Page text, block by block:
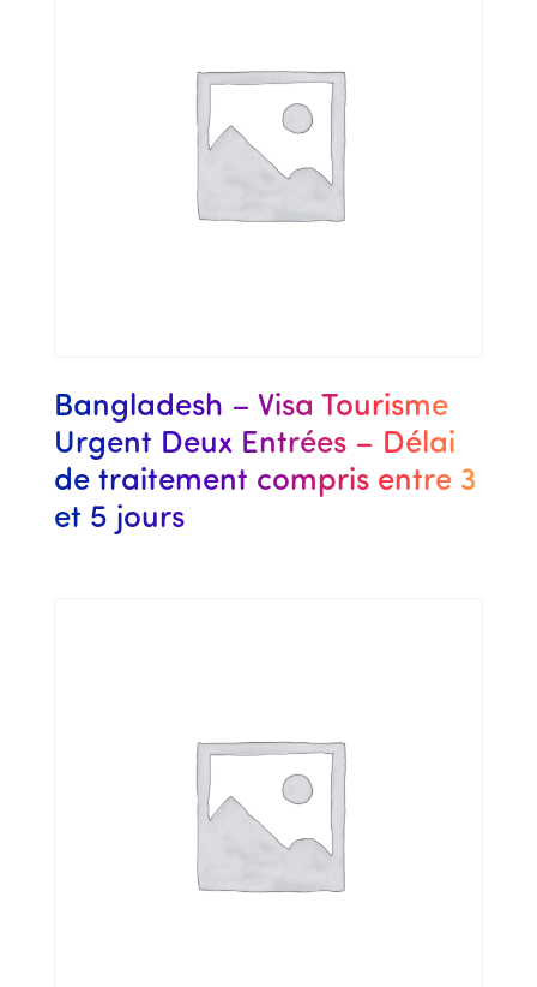
Bangladesh – Visa Tourisme
Urgent Deux Entrées – Délai
de traitement compris entre 3
et 5 jours